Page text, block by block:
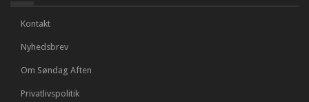
Kontakt
Nyhedsbrev
Om Søndag Aften
Privatlivspolitik